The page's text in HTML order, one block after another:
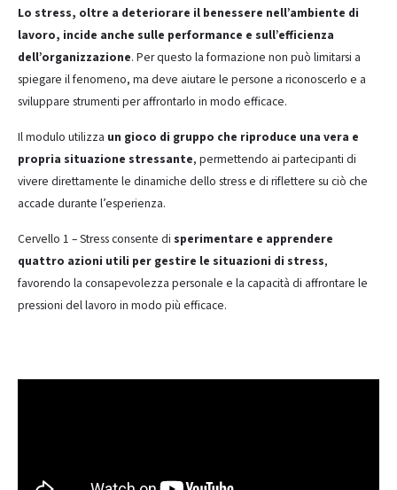
Lo stress, oltre a deteriorare il benessere nell’ambiente di
lavoro, incide anche sulle performance e sull’efficienza
dell’organizzazione. Per questo la formazione non può limitarsi a
spiegare il fenomeno, ma deve aiutare le persone a riconoscerlo e a
sviluppare strumenti per affrontarlo in modo efficace.
Il modulo utilizza un gioco di gruppo che riproduce una vera e
propria situazione stressante, permettendo ai partecipanti di
vivere direttamente le dinamiche dello stress e di riflettere su ciò che
accade durante l’esperienza.
Cervello 1 – Stress consente di sperimentare e apprendere
quattro azioni utili per gestire le situazioni di stress,
favorendo la consapevolezza personale e la capacità di affrontare le
pressioni del lavoro in modo più efficace.